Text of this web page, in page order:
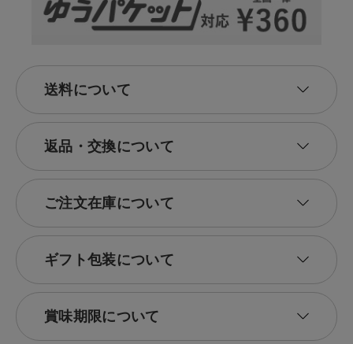
送料について
返品・交換について
ご注文在庫について
ギフト包装について
賞味期限について